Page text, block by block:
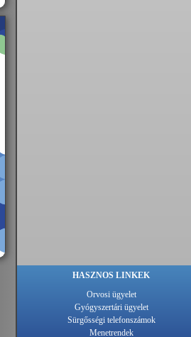
HASZNOS LINKEK
Orvosi ügyelet
Gyógyszertári ügyelet
Sürgősségi telefonszámok
Menetrendek